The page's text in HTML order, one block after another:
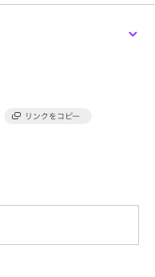
の商品ならびにメーカー
す。）